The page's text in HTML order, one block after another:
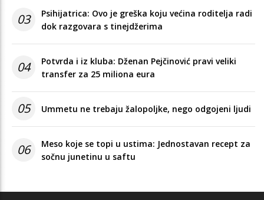
03
Psihijatrica: Ovo je greška koju većina roditelja radi
dok razgovara s tinejdžerima
04
Potvrda i iz kluba: Dženan Pejčinović pravi veliki
transfer za 25 miliona eura
05 Ummetu ne trebaju žalopoljke, nego odgojeni ljudi
06
Meso koje se topi u ustima: Jednostavan recept za
sočnu junetinu u saftu